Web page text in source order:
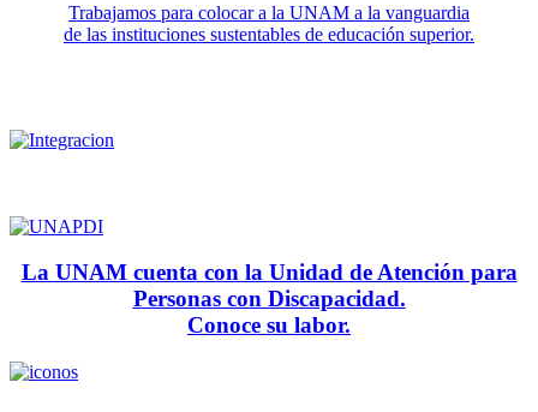
Trabajamos para colocar a la UNAM a la vanguardia
de las instituciones sustentables de educación superior.
La UNAM cuenta con la Unidad de Atención para
Personas con Discapacidad.
Conoce su labor.